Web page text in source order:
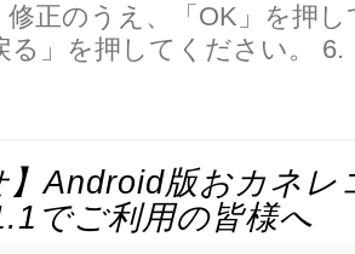
修正のうえ、「OK」を押
る」を押してください。
】Android版おカネレ
でご利用の皆様へ